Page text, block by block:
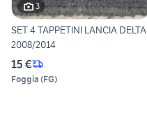
3
SET 4 TAPPETINI LANCIA DELTA
2008/2014
15 €
Foggia (FG)